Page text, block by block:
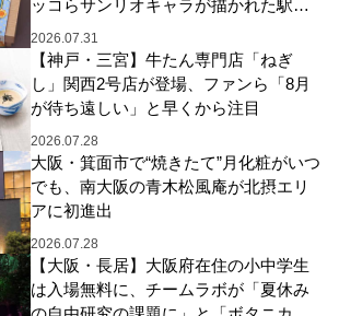
ッコらサンリオキャラが描かれた駅弁
やグッズが登場
2026.07.31
【神戸・三宮】牛たん専門店「ねぎ
し」関西2号店が登場、ファンら「8月
が待ち遠しい」と早くから注目
2026.07.28
大阪・箕面市で“焼きたて”月化粧がいつ
でも、南大阪の青木松風庵が北摂エリ
アに初進出
2026.07.28
【大阪・長居】大阪府在住の小中学生
は入場無料に、チームラボが「夏休み